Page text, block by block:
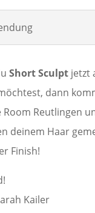
Short Sculptjetzt
dann
Room Reutlingen
deinem Haar
Finish!
Kailer